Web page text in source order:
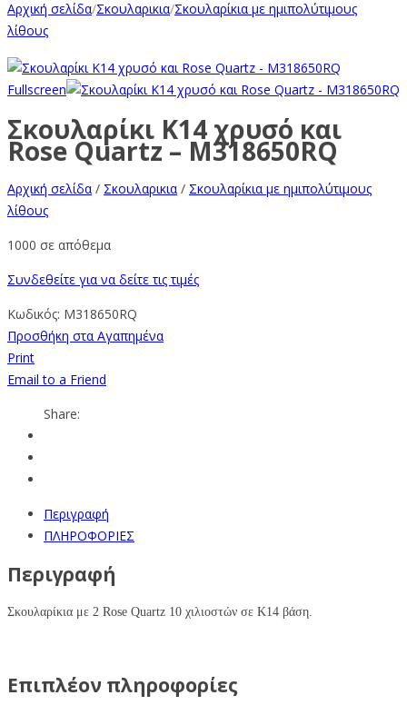
Αρχική σελίδα/Σκουλαρικια/Σκουλαρίκια με ημιπολύτιμους
λίθους
Fullscreen
Σκουλαρίκι Κ14 χρυσό και
Rose Quartz – M318650RQ
Αρχική σελίδα / Σκουλαρικια / Σκουλαρίκια με ημιπολύτιμους
λίθους
1000 σε απόθεμα
Συνδεθείτε για να δείτε τις τιμές
Κωδικός: M318650RQ
Προσθήκη στα Αγαπημένα
Print
Email to a Friend
Share:
Περιγραφή
ΠΛΗΡΟΦΟΡΙΕΣ
Περιγραφή
Σκουλαρίκια με 2 Rose Quartz 10 χιλιοστών σε Κ14 βάση.
Επιπλέον πληροφορίες